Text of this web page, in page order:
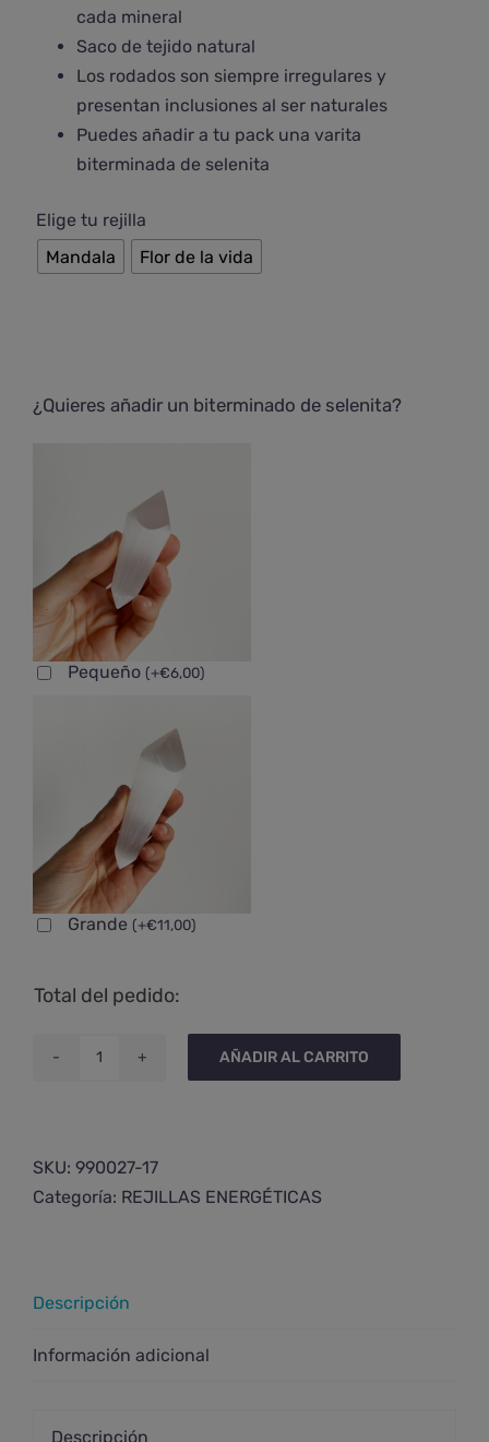
cada mineral
Saco de tejido natural
Los rodados son siempre irregulares y
presentan inclusiones al ser naturales
Puedes añadir a tu pack una varita
biterminada de selenita
Elige tu rejilla
Mandala Flor de la vida
¿Quieres añadir un biterminado de selenita?
Pequeño (+€6,00)
Grande (+€11,00)
Total del pedido:
limpieza
electromagnética
AÑADIR AL CARRITO
SKU: 990027-17
Categoría: REJILLAS ENERGÉTICAS
Descripción
Información adicional
Descripción